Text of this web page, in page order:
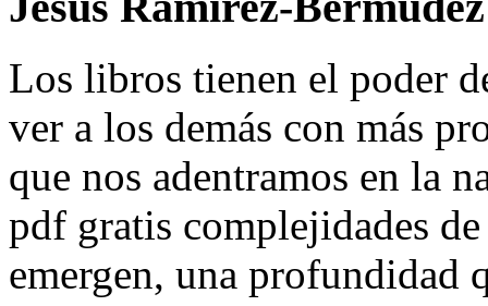
Los libros tienen el poder
ver a los demás con más
que nos adentramos en la
pdf gratis complejidades
emergen, una profundidad